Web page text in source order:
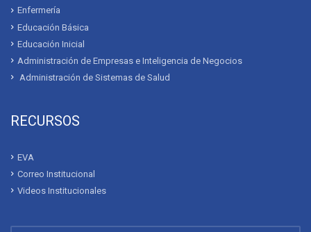
Enfermería
Educación Básica
Educación Inicial
Administración de Empresas e Inteligencia de Negocios
Administración de Sistemas de Salud
RECURSOS
EVA
Correo Institucional
Videos Institucionales